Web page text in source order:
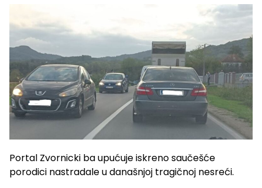
Portal Zvornicki ba upućuje iskreno saučešće
porodici nastradale u današnjoj tragičnoj nesreći.